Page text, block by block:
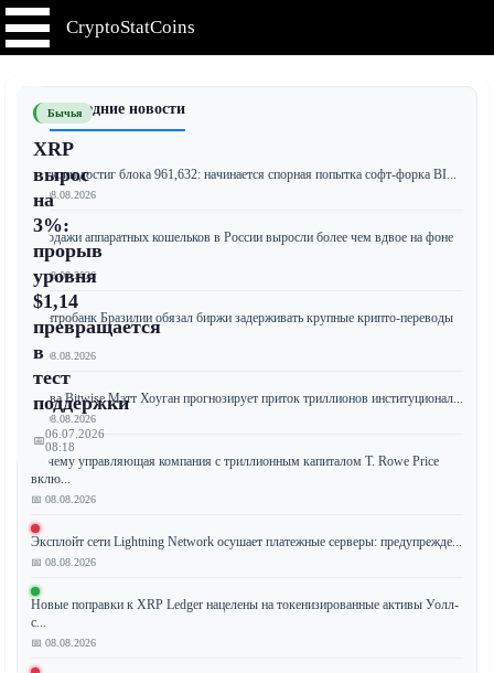
CryptoStatCoins
Бычья
XRP
вырос
на
3%:
прорыв
уровня
$1,14
превращается
в
тест
поддержки
📅06.07.2026
08:18
XRP
показал
рост
на
📰 Последние новости
Биткоин достиг блока 961,632: начинается спорная попытка софт-форка BI...
📅 08.08.2026
Продажи аппаратных кошельков в России выросли более чем вдвое на фоне
...
📅 08.08.2026
Центробанк Бразилии обязал биржи задерживать крупные крипто-переводы
з...
📅 08.08.2026
Глава Bitwise Мэтт Хоуган прогнозирует приток триллионов институционал...
📅 08.08.2026
Почему управляющая компания с триллионным капиталом T. Rowe Price
вклю...
📅 08.08.2026
Эксплойт сети Lightning Network осушает платежные серверы: предупрежде...
📅 08.08.2026
Новые поправки к XRP Ledger нацелены на токенизированные активы Уолл-
с...
📅 08.08.2026